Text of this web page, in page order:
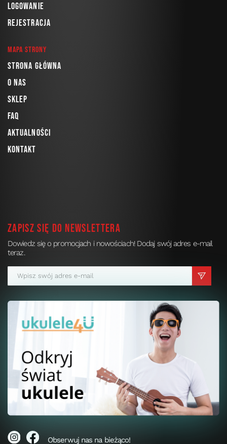
Logowanie
Rejestracja
Mapa strony
Strona główna
O nas
Sklep
FAQ
Aktualności
Kontakt
Zapisz się do newslettera
Dowiedz się o promocjach i nowościach! Dodaj swój adres e-mail
teraz.
Obserwuj nas na bieżąco!